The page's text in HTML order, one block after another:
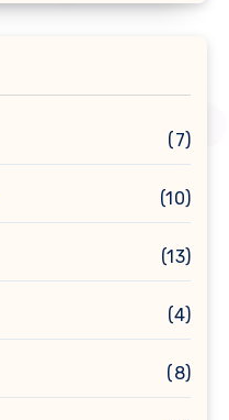
(7)
(10)
(13)
(4)
(8)